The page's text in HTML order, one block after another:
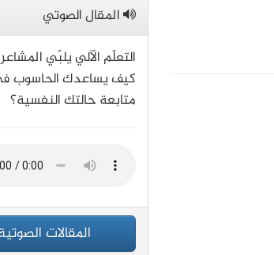
المقال الصوتي
التعلّم الآلي يلبّي
كيف يساعدك الحاسوب
متابعة حالتك النفسية؟
المقالات